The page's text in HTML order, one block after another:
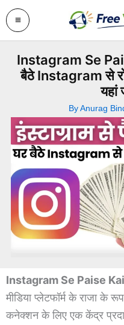
Skip
to
content
Instagram Se
बैठे Instagram से
यहां
ByAnurag
Instagram Se Paise
मीडिया प्लेटफॉर्म के राजा के
कनेक्शन के लिए एक केंद्र